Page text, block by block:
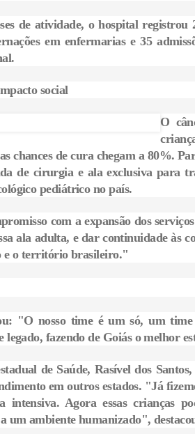
de atividade, o hospital registrou
em enfermarias e 35
social
O
chances de cura chegam a 80%.
de cirurgia e ala exclusiva para
pediátrico no país.
com a expansão dos
ala adulta, e dar continuidade às
e o território brasileiro."
"O nosso time é um só, um time
legado, fazendo de Goiás o melhor
de Saúde, Rasível dos
em outros estados. "Já
intensiva. Agora essas crianças
um ambiente humanizado",